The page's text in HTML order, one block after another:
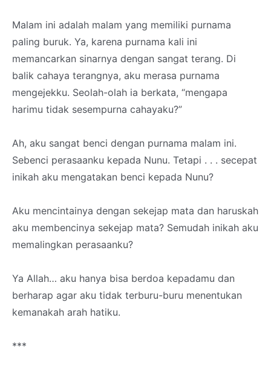
Malam ini adalah malam yang memiliki purnama
paling buruk. Ya, karena purnama kali ini
memancarkan sinarnya dengan sangat terang. Di
balik cahaya terangnya, aku merasa purnama
mengejekku. Seolah-olah ia berkata, “mengapa
harimu tidak sesempurna cahayaku?”
Ah, aku sangat benci dengan purnama malam ini.
Sebenci perasaanku kepada Nunu. Tetapi . . . secepat
inikah aku mengatakan benci kepada Nunu?
Aku mencintainya dengan sekejap mata dan haruskah
aku membencinya sekejap mata? Semudah inikah aku
memalingkan perasaanku?
Ya Allah… aku hanya bisa berdoa kepadamu dan
berharap agar aku tidak terburu-buru menentukan
kemanakah arah hatiku.
***